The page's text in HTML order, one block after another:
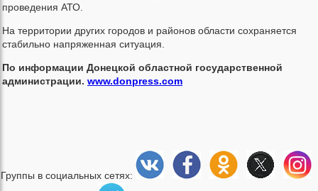
проведения АТО.
На территории других городов и районов области сохраняется
стабильно напряженная ситуация.
По информации Донецкой областной государственной
администрации. www.donpress.com
Группы в социальных сетях: